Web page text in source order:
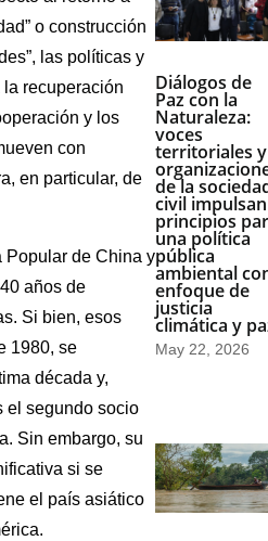
o construcción
las políticas y
recuperación
y los
con
en particular, de
Popular de China y
años de
Si bien, esos
1980, se
década y,
el segundo socio
Sin embargo, su
si se
el país asiático
Diálogos de
Paz con la
Naturaleza:
voces
territoriales y
de la
civil impulsan
principios
una política
pública
ambiental
enfoque de
justicia
climática y
May 22, 2026